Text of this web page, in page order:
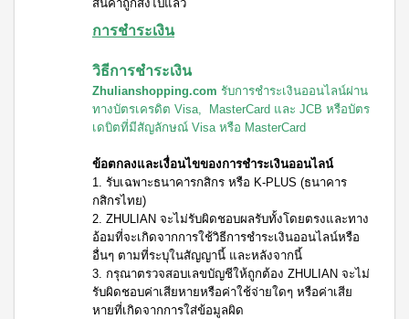
สินค้าถูกส่งไปแล้ว
การชำระเงิน
วิธีการชำระเงิน
Zhulianshopping.com รับการชำระเงินออนไลน์ผ่าน
ทางบัตรเครดิต Visa, MasterCard และ JCB หรือบัตร
เดบิตที่มีสัญลักษณ์ Visa หรือ MasterCard
ข้อตกลงและเงื่อนไขของการชำระเงินออนไลน์
1. รับเฉพาะธนาคารกสิกร หรือ K-PLUS (ธนาคาร
กสิกรไทย)
2. ZHULIAN จะไม่รับผิดชอบผลรับทั้งโดยตรงและทาง
อ้อมที่จะเกิดจากการใช้วิธีการชำระเงินออนไลน์หรือ
อื่นๆ ตามที่ระบุในสัญญานี้ และหลังจากนี้
3. กรุณาตรวจสอบเลขบัญชีให้ถูกต้อง ZHULIAN จะไม่
รับผิดชอบค่าเสียหายหรือค่าใช้จ่ายใดๆ หรือค่าเสีย
หายที่เกิดจากการใส่ข้อมูลผิด